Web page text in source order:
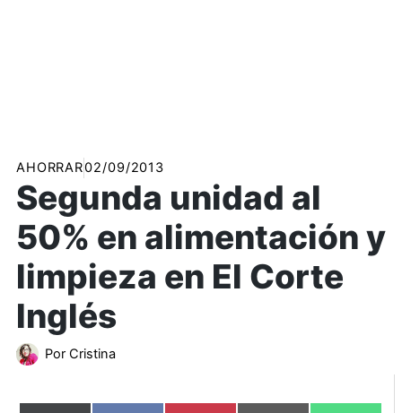
AHORRAR02/09/2013
Segunda unidad al
50% en alimentación y
limpieza en El Corte
Inglés
Por Cristina